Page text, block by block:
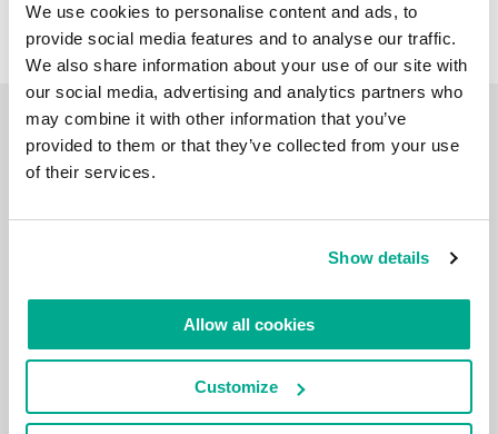
We use cookies to personalise content and ads, to
provide social media features and to analyse our traffic.
We also share information about your use of our site with
our social media, advertising and analytics partners who
may combine it with other information that you’ve
provided to them or that they’ve collected from your use
of their services.
Show details
Allow all cookies
Customize
CARNET DE VOYAGE VIDÉO